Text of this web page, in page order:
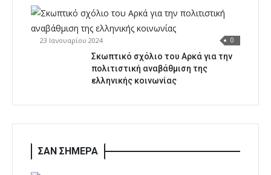
23 Ιανουαρίου 2024 0
Σκωπτικό σχόλιο του Αρκά για την
πολιτιστική αναβάθμιση της
ελληνικής κοινωνίας
ΣΑΝ ΣΗΜΕΡΑ